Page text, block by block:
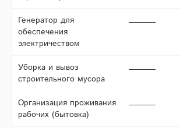
Генератор для
обеспечения
электричеством
Уборка и вывоз
строительного мусора
Организация проживания
рабочих (бытовка)